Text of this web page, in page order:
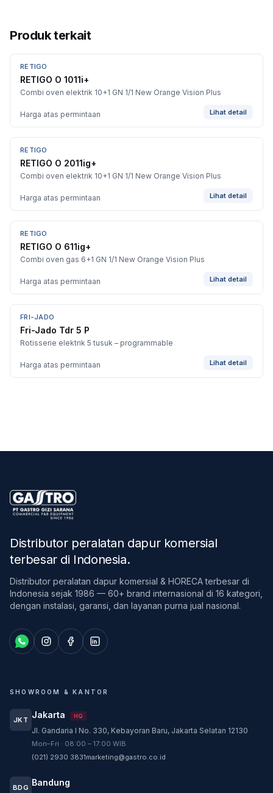
Produk terkait
BARU
RETIGO
RETIGO O 1011i+
Combi oven elektrik 10+1 GN 1/1 New Orange Vision Plus
Harga atas permintaan Lihat detail
BARU
RETIGO
RETIGO O 2011ig+
Combi oven elektrik 10+1 GN 1/1 New Orange Vision Plus
Harga atas permintaan Lihat detail
BARU
RETIGO
RETIGO O 611ig+
Combi oven gas 6+1 GN 1/1 New Orange Vision Plus
Harga atas permintaan Lihat detail
FRI-JADO
Fri-Jado Tdr 5 P
Rotisserie elektrik 5 tusuk – programmable
Harga atas permintaan Lihat detail
Distributor peralatan dapur komersial
terbesar di Indonesia.
Distributor peralatan dapur komersial & HORECA terbesar di
Indonesia sejak 1986 — 60+ brand internasional di 16 kategori,
dengan instalasi, garansi, dan layanan purna jual nasional.
SHOWROOM & KANTOR
JKT Jakarta HQ
Jl. Gandaria I No. 330, Kebayoran Baru, Jakarta Selatan 12130
Mon–Fri · 08:00 – 17:00 WIB
(021) 2930 3831marketing@gastro.co.id
BDG Bandung
Customer Service
sesuai kebutuhan Anda.
Tim biasanya membalas dalam beberapa menit.